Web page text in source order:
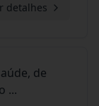
detalhes
de
...